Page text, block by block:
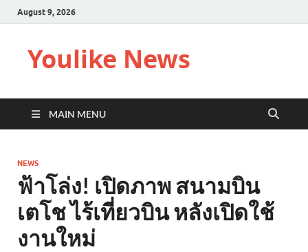
August 9, 2026
Youlike News
MAIN MENU
NEWS
ฟ้าโล่ง! เปิดภาพ สนามบิน
เตโช ไร้เที่ยวบิน หลังเปิดใช้
งานใหม่